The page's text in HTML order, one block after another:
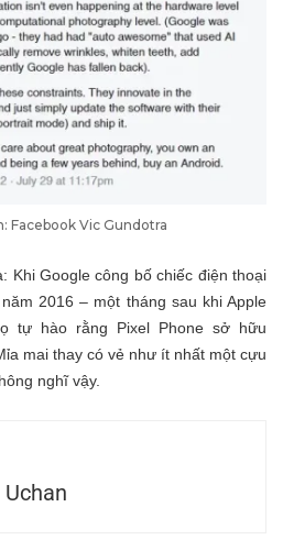
Facebook Vic Gundotra
Khi Google công bố chiếc điện thoại
2016 – một tháng sau khi Apple
tự hào rằng Pixel Phone sở hữu
mai thay có vẻ như ít nhất một cựu
nghĩ vậy.
Uchan